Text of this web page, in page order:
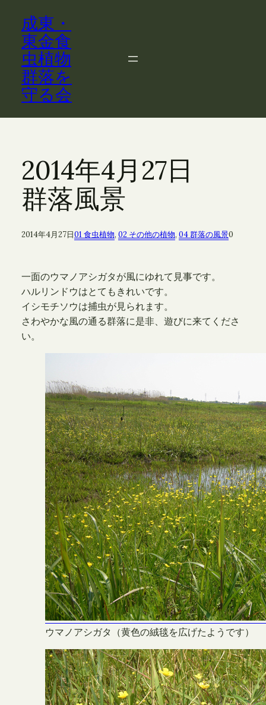
成東・
東金食
虫植物
群落を
守る会
2014年4月27日
群落風景
2014年4月27日01 食虫植物, 02 その他の植物, 04 群落の風景0
一面のウマノアシガタが風にゆれて見事です。
ハルリンドウはとてもきれいです。
イシモチソウは捕虫が見られます。
さわやかな風の通る群落に是非、遊びに来てくださ
い。
ウマノアシガタ（黄色の絨毯を広げたようです）